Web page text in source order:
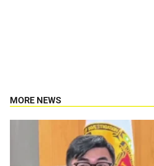
MORE NEWS